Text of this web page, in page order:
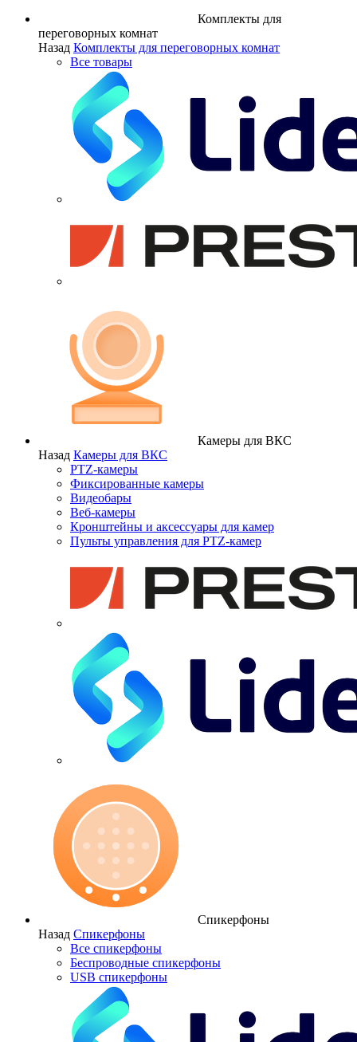
Комплекты для
переговорных комнат
Назад Комплекты для переговорных комнат
Все товары
Камеры для ВКС
Назад Камеры для ВКС
PTZ-камеры
Фиксированные камеры
Видеобары
Веб-камеры
Кронштейны и аксессуары для камер
Пульты управления для PTZ-камер
Спикерфоны
Назад Спикерфоны
Все спикерфоны
Беспроводные спикерфоны
USB спикерфоны